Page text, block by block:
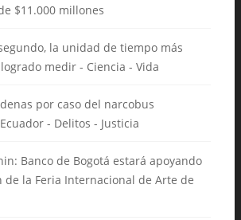
$11.000 millones
la unidad de tiempo más
medir - Ciencia - Vida
por caso del narcobus
- Delitos - Justicia
Banco de Bogotá estará apoyando
de la Feria Internacional de Arte de